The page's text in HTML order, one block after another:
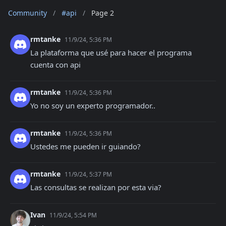
Community / #api / Page 2
rmtanke 11/9/24, 5:36 PM
La plataforma que usé para hacer el programa
cuenta con api
rmtanke 11/9/24, 5:36 PM
Yo no soy un experto programador..
rmtanke 11/9/24, 5:36 PM
Ustedes me pueden ir guiando?
rmtanke 11/9/24, 5:37 PM
Las consultas se realizan por esta via?
Ivan 11/9/24, 5:54 PM